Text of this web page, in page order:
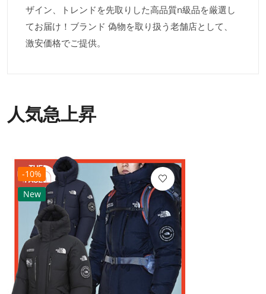
ザイン、トレンドを先取りした高品質n級品を厳選し
てお届け！ブランド 偽物を取り扱う老舗店として、
激安価格でご提供。
人気急上昇
-10%
New